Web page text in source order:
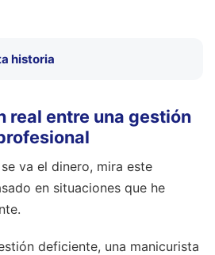
historia
real entre una gestión
va el dinero, mira este
en situaciones que he
deficiente, una manicurista